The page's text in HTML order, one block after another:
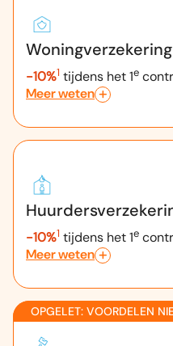
Woningverzekering
-10%1 tijdens het 1e
Meer weten
-10%1 tijdens het 1e
Meer weten
OPGELET: VOORDELEN